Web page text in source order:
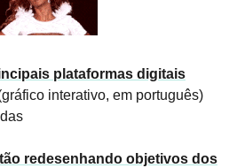
plataformas digitais
interativo, em português)
redesenhando objetivos dos